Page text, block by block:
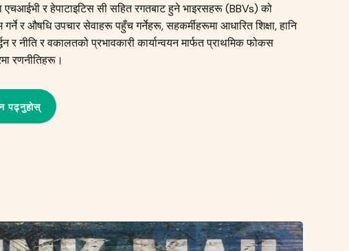
एचआईभी र हेपाटाइटिस सी सहित रगतबाट हुने भाइरसहरू (BBVs) को
र औषधि उपचार सेवाहरू पहुँच गर्नेहरू, सहकर्मीहरूमा आधारित शिक्षा, हानि
र नीति र वकालतको प्रभावकारी कार्यान्वयन मार्फत प्राथमिक फोकस
रणनीतिहरू।
पढ्नुहोस्